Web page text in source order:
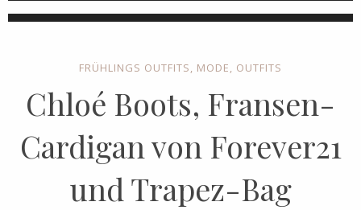
FRÜHLINGS OUTFITS, MODE, OUTFITS
Chloé Boots, Fransen-
Cardigan von Forever21
und Trapez-Bag